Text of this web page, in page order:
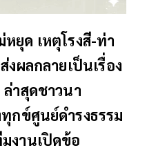
ยุด เหตุโรงสี-ท่า
งผลกลายเป็นเรื่อง
ล่าสุดชาวนา
กข์ศูนย์ดำรงธรรม
งานเปิดข้อ